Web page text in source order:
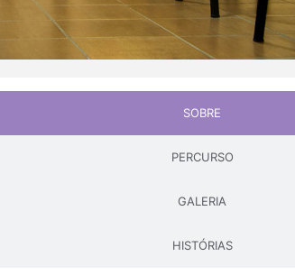
SOBRE
PERCURSO
GALERIA
HISTÓRIAS
Pague já com PayPal